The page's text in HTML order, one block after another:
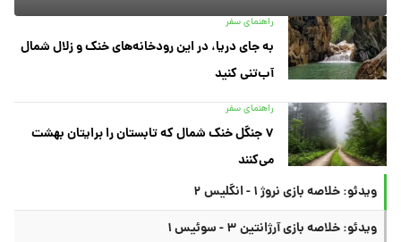
راهنمای سفر
به جای دریا، در این رودخانه‌های خنک و زلال شمال
آب‌تنی کنید
راهنمای سفر
۷ جنگل خنک شمال که تابستان را برایتان بهشت
می‌کنند
ویدئو: خلاصه بازی نروژ ۱ - انگلیس ۲
ویدئو: خلاصه بازی آرژانتین ۳ - سوئیس ۱